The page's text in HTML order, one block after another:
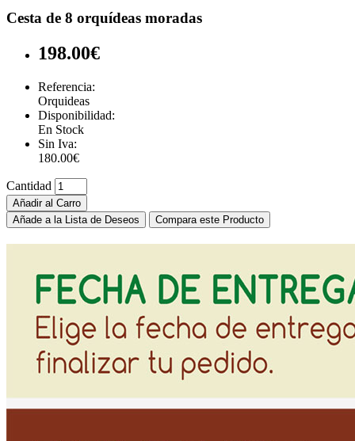
Cesta de 8 orquídeas moradas
198.00€
Referencia:
Orquideas
Disponibilidad:
En Stock
Sin Iva:
180.00€
Cantidad
Añadir al Carro
Añade a la Lista de Deseos
Compara este Producto